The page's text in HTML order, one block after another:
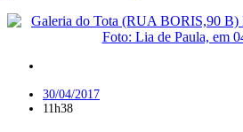
30/04/2017
11h38